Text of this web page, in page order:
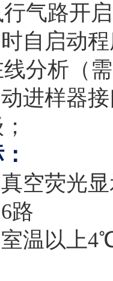
气路开
自启动
分析（
进样器
；
空荧光
路
温以上